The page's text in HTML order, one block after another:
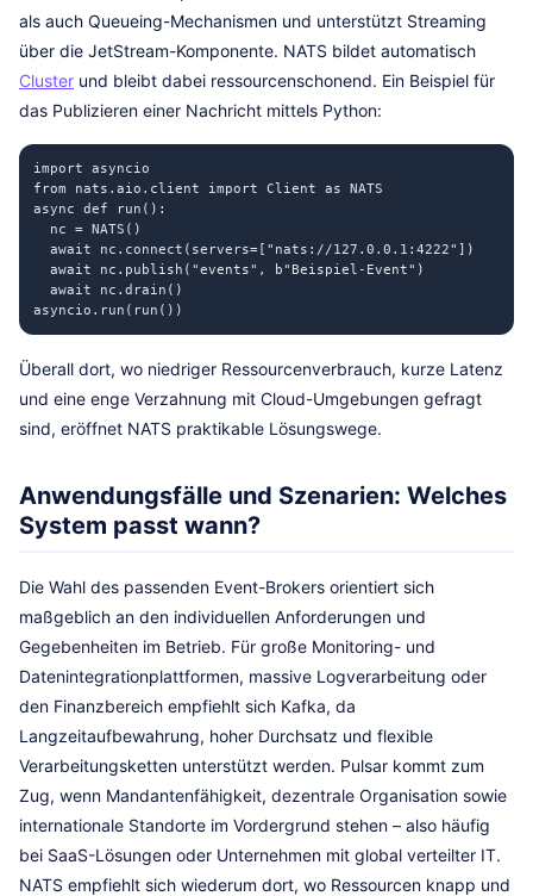
als auch Queueing-Mechanismen und unterstützt Streaming
über die JetStream-Komponente. NATS bildet automatisch
Cluster und bleibt dabei ressourcenschonend. Ein Beispiel für
das Publizieren einer Nachricht mittels Python:
import asyncio
from nats.aio.client import Client as NATS
async def run():
  nc = NATS()
  await nc.connect(servers=["nats://127.0.0.1:4222"])
  await nc.publish("events", b"Beispiel-Event")
  await nc.drain()
asyncio.run(run())
Überall dort, wo niedriger Ressourcenverbrauch, kurze Latenz
und eine enge Verzahnung mit Cloud-Umgebungen gefragt
sind, eröffnet NATS praktikable Lösungswege.
Anwendungsfälle und Szenarien: Welches
System passt wann?
Die Wahl des passenden Event-Brokers orientiert sich
maßgeblich an den individuellen Anforderungen und
Gegebenheiten im Betrieb. Für große Monitoring- und
Datenintegrationplattformen, massive Logverarbeitung oder
den Finanzbereich empfiehlt sich Kafka, da
Langzeitaufbewahrung, hoher Durchsatz und flexible
Verarbeitungsketten unterstützt werden. Pulsar kommt zum
Zug, wenn Mandantenfähigkeit, dezentrale Organisation sowie
internationale Standorte im Vordergrund stehen – also häufig
bei SaaS-Lösungen oder Unternehmen mit global verteilter IT.
NATS empfiehlt sich wiederum dort, wo Ressourcen knapp und